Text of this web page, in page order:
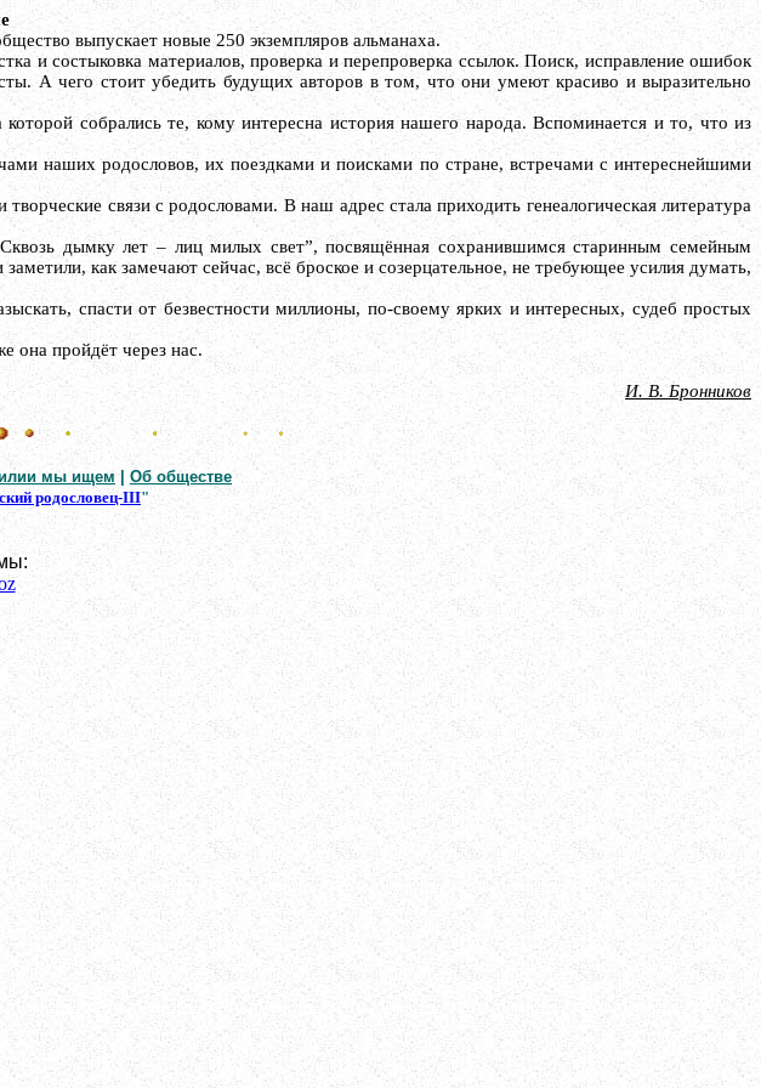
выпускает новые 250 экземпляров альманаха.
и состыковка материалов, проверка и перепроверка ссылок. Поиск, исправление ошибок
А чего стоит убедить будущих авторов в том, что они умеют красиво и выразительно
собрались те, кому интересна история нашего народа. Вспоминается и то, что из
наших родословов, их поездками и поисками по стране, встречами с интереснейшими
связи с родословами. В наш адрес стала приходить генеалогическая литература
дымку лет – лиц милых свет”, посвящённая сохранившимся старинным семейным
как замечают сейчас, всё броское и созерцательное, не требующее усилия думать,
спасти от безвестности миллионы, по-своему ярких и интересных, судеб простых
она пройдёт через нас.
И. В. Бронников
мы ищем | Об обществе
родословец-III"